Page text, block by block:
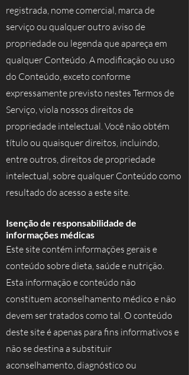
registrada, nome comercial, marca de
serviço ou qualquer outro aviso de
propriedade ou legenda que apareça em
qualquer Conteúdo. A modificação ou uso
do Conteúdo, exceto conforme
expressamente previsto nestes Termos de
Serviço, viola nossos direitos de
propriedade intelectual. Você não obtém
título ou quaisquer direitos, incluindo,
entre outros, direitos de propriedade
intelectual, sobre qualquer Conteúdo como
resultado do acesso a este site.
Isenção de responsabilidade de
informações médicas
Este site contém informações gerais e
conteúdo sobre dieta, saúde e nutrição.
Esta informação e conteúdo não
constituem aconselhamento médico e não
devem ser tratados como tal. O conteúdo
deste site é apenas para fins informativos e
não se destina a substituir
aconselhamento, diagnóstico ou